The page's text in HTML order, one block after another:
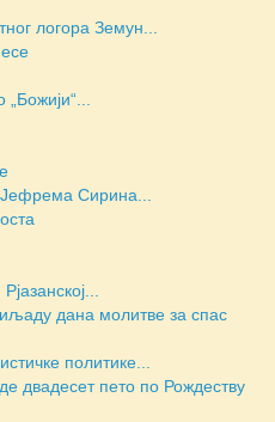
логора Земун...
„Божији“...
Јефрема Сирина...
дана молитве за спас
политике...
двадесет пето по Рождеству